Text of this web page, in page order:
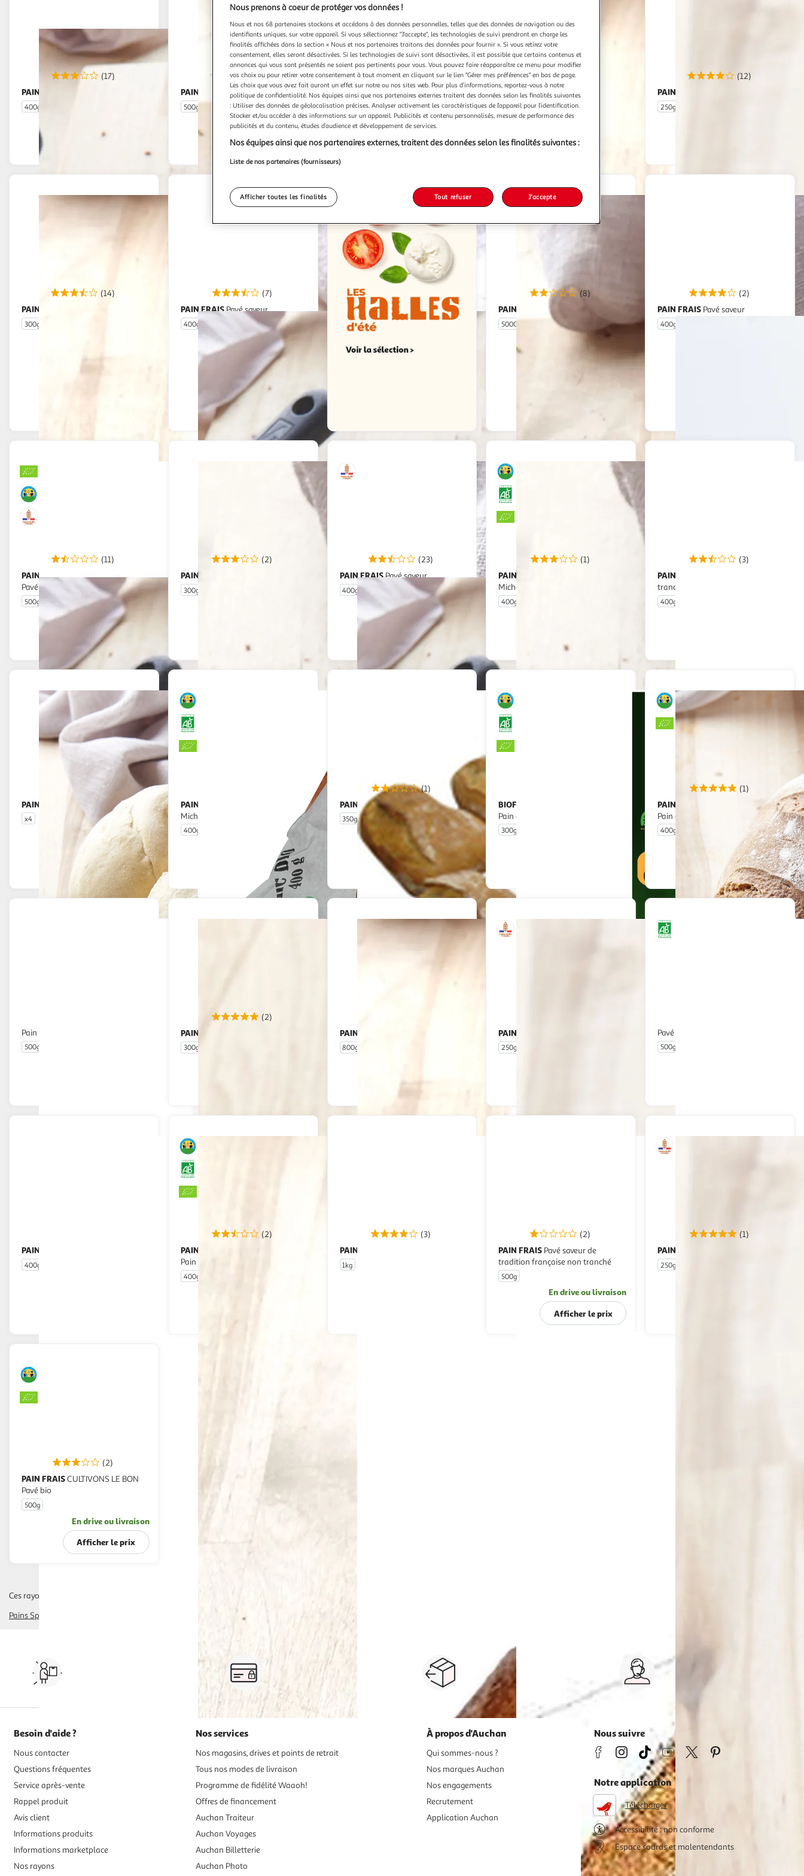
(17)
PAIN FRAIS
400g
(13)
PAIN FRAIS
Boulot tranché
500g
En drive ou livraison
Afficher le prix
(11)
PAIN FRAIS Petits pains blanc
500g 10 pièces
En drive ou livraison
Afficher le prix
PAIN FRAISPain de campagne
400g
Afficher le prix
(12)
PAIN FRAIS
250g
(14)
PAIN FRAIS
300g
(7)
PAIN FRAISPavé saveur
400g
En drive ou livraison
Afficher le prix
(8)
PAIN FRAIS
Pain blanc boulot
500G
(2)
PAIN FRAIS Pavé saveur
400g
(11)
PAIN FRAIS CULTIVONS LE BON
Pavé bio
500g
En drive ou livraison
Afficher le prix
(2)
PAIN FRAIS
300g
(23)
PAIN FRAISPavé saveur
400g
En drive ou livraison
Afficher le prix
(1)
PAIN FRAIS
Miche bio
400g
(3)
PAIN FRAIS
tranchée
400g
PAIN FRAIS
x4
En drive ou livraison
Afficher le prix
PAIN FRAIS
Miche tranchée bio
400g
En drive ou livraison
Afficher le prix
(1)
PAIN FRAISPetits pavés saveur
350g 5 pièces
En drive ou livraison
Afficher le prix
BIOFOURNIL
Pain complet bio
300g
(1)
PAIN FRAIS
Pain de campagne bio
400g
En drive ou livraison
Afficher le prix
Pain platine
500g
(2)
PAIN FRAIS
300g
PAIN FRAIS
800g
PAIN FRAIS
250g
Pavé bio filière Auchan
500g
PAIN FRAIS
400g
(2)
PAIN FRAIS
Pain épeautre bio
400g
(3)
PAIN FRAIS
1kg
(2)
PAIN FRAIS
tradition française non tranché
500g
En drive ou livraison
Afficher le prix
(1)
PAIN FRAIS
250g
(2)
PAIN FRAIS
Pavé bio
500g
En drive ou livraison
Afficher le prix
Ces rayons pourraient également vous intéresser :
Pains Spéciaux
Paiement sécurisé en ligne
ou au retrait
Retour produits : 30 jours
pour changer d’avis
Service client 7j/7
8h>21h, dimanche 8h30>13h
Besoin d'aide ?
Nous contacter
Questions fréquentes
Service après-vente
Rappel produit
Avis client
Informations produits
Informations marketplace
Nos rayons
Nos services
Nos magasins, drives et points de retrait
Tous nos modes de livraison
Programme de fidélité Waaoh!
Offres de financement
Auchan Traiteur
Auchan Voyages
Auchan Billetterie
Auchan Photo
À propos d'Auchan
Qui sommes-nous ?
Nos marques Auchan
Nos engagements
Recrutement
Application Auchan
Nous suivre
Notre application
Télécharger
Accessibilité : non conforme
Espace sourds et malentendants
Nous prenons à coeur de protéger vos données !
Nous et nos 68 partenaires stockons et accédons à des données personnelles, telles que des données de navigation ou des
identifiants uniques, sur votre appareil. Si vous sélectionnez "J'accepte", les technologies de suivi prendront en charge les
finalités affichées dans la section « Nous et nos partenaires traitons des données pour fournir ». Si vous retirez votre
consentement, elles seront désactivées. Si les technologies de suivi sont désactivées, il est possible que certains contenus et
annonces qui vous sont présentés ne soient pas pertinents pour vous. Vous pouvez faire réapparaître ce menu pour modifier
vos choix ou pour retirer votre consentement à tout moment en cliquant sur le lien "Gérer mes préférences" en bas de page.
Les choix que vous avez fait auront un effet sur notre ou nos sites web. Pour plus d’informations, reportez-vous à notre
politique de confidentialité. Nos équipes ainsi que nos partenaires externes traitent des données selon les finalités suivantes
: Utiliser des données de géolocalisation précises. Analyser activement les caractéristiques de l’appareil pour l’identification.
Stocker et/ou accéder à des informations sur un appareil. Publicités et contenu personnalisés, mesure de performance des
publicités et du contenu, études d’audience et développement de services.
Nos équipes ainsi que nos partenaires externes, traitent des données selon les finalités suivantes :
Liste de nos partenaires (fournisseurs)
Afficher toutes les finalités Tout refuser J'accepte